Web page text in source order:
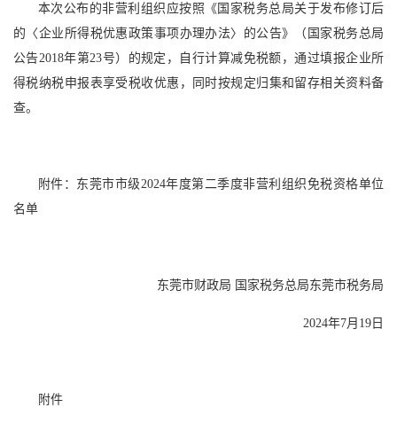
本次公布的非营利组织应按照《国家税务总局关于发布修订后
的〈企业所得税优惠政策事项办理办法〉的公告》（国家税务总局
公告2018年第23号）的规定，自行计算减免税额，通过填报企业所
得税纳税申报表享受税收优惠，同时按规定归集和留存相关资料备
查。
附件：东莞市市级2024年度第二季度非营利组织免税资格单位
名单
东莞市财政局 国家税务总局东莞市税务局
2024年7月19日
附件